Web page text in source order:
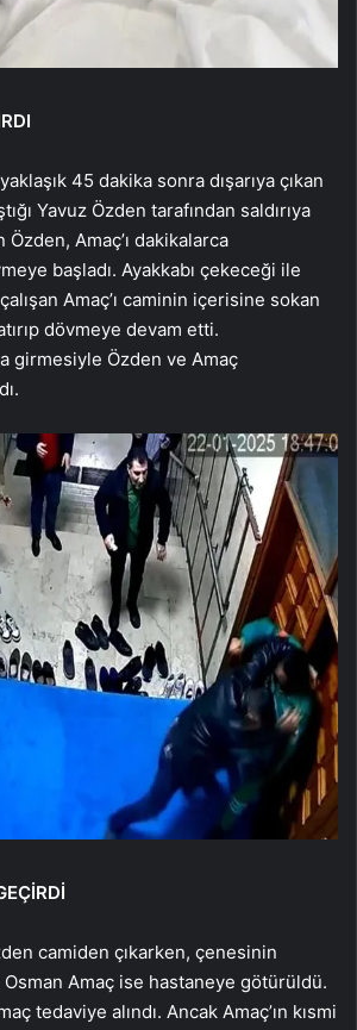
yaklaşık 45 dakika sonra dışarıya çıkan
Yavuz Özden tarafından saldırıya
Özden, Amaç’ı dakikalarca
başladı. Ayakkabı çekeceği ile
Amaç’ı caminin içerisine sokan
dövmeye devam etti.
girmesiyle Özden ve Amaç
camiden çıkarken, çenesinin
Osman Amaç ise hastaneye götürüldü.
tedaviye alındı. Ancak Amaç’ın kısmi